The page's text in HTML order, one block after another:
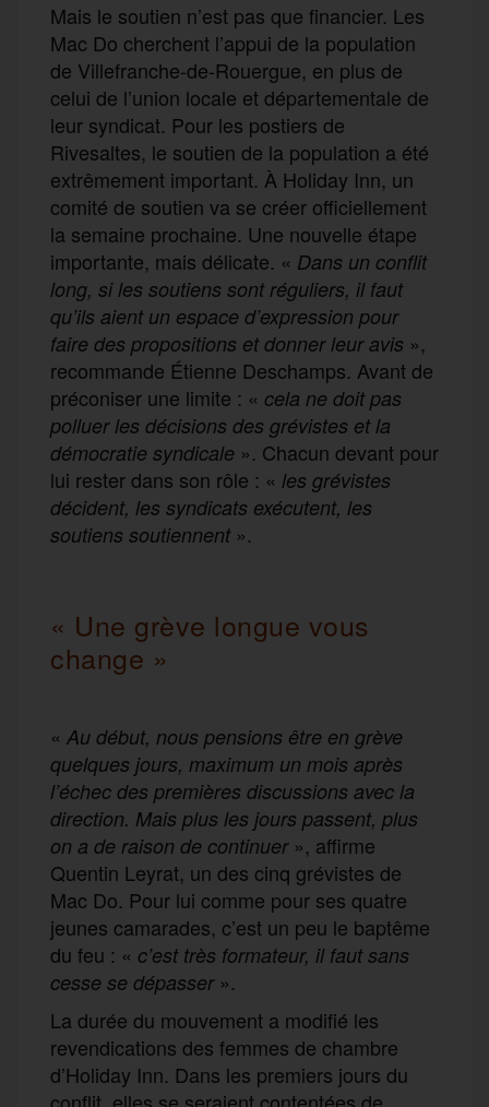
Mais le soutien n’est pas que financier. Les
Mac Do cherchent l’appui de la population
de Villefranche-de-Rouergue, en plus de
celui de l’union locale et départementale de
leur syndicat. Pour les postiers de
Rivesaltes, le soutien de la population a été
extrêmement important. À Holiday Inn, un
comité de soutien va se créer officiellement
la semaine prochaine. Une nouvelle étape
importante, mais délicate. « Dans un conflit
long, si les soutiens sont réguliers, il faut
qu’ils aient un espace d’expression pour
faire des propositions et donner leur avis »,
recommande Étienne Deschamps. Avant de
préconiser une limite : « cela ne doit pas
polluer les décisions des grévistes et la
démocratie syndicale ». Chacun devant pour
lui rester dans son rôle : « les grévistes
décident, les syndicats exécutent, les
soutiens soutiennent ».
« Une grève longue vous
change »
« Au début, nous pensions être en grève
quelques jours, maximum un mois après
l’échec des premières discussions avec la
direction. Mais plus les jours passent, plus
on a de raison de continuer», affirme
Quentin Leyrat, un des cinq grévistes de
Mac Do. Pour lui comme pour ses quatre
jeunes camarades, c’est un peu le baptême
du feu : « c’est très formateur, il faut sans
cesse se dépasser».
La durée du mouvement a modifié les
revendications des femmes de chambre
d’Holiday Inn. Dans les premiers jours du